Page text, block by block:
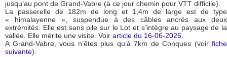
jusqu’au pont de Grand-Vabre (à ce jour chemin pour VTT difficile).
La passerelle de 182m de long et 1,4m de large est de type
« himalayenne », suspendue à des câbles ancrés aux deux
extrémités. Elle est sans pile sur le Lot et s’intègre au paysage de la
vallée. Elle mérite une visite. Voir article du 16-06-2026
A Grand-Vabre, vous n’êtes plus qu’à 7km de Conques (voir fiche
suivante).